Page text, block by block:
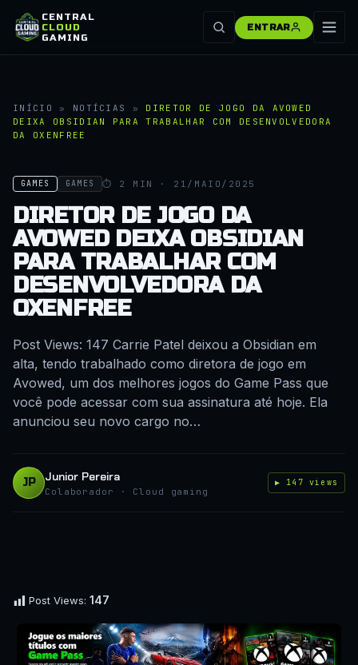
CENTRAL
CLOUD
GAMING
ENTRAR
INÍCIO » NOTÍCIAS » DIRETOR DE JOGO DA AVOWED
DEIXA OBSIDIAN PARA TRABALHAR COM DESENVOLVEDORA
DA OXENFREE
GAMES GAMES ⏱ 2 MIN · 21/MAIO/2025
DIRETOR DE JOGO DA
AVOWED DEIXA OBSIDIAN
PARA TRABALHAR COM
DESENVOLVEDORA DA
OXENFREE
Post Views: 147 Carrie Patel deixou a Obsidian em
alta, tendo trabalhado como diretora de jogo em
Avowed, um dos melhores jogos do Game Pass que
você pode acessar com sua assinatura até hoje. Ela
anunciou seu novo cargo no…
JP Junior Pereira
Colaborador · Cloud gaming
▶ 147 views
Post Views: 147